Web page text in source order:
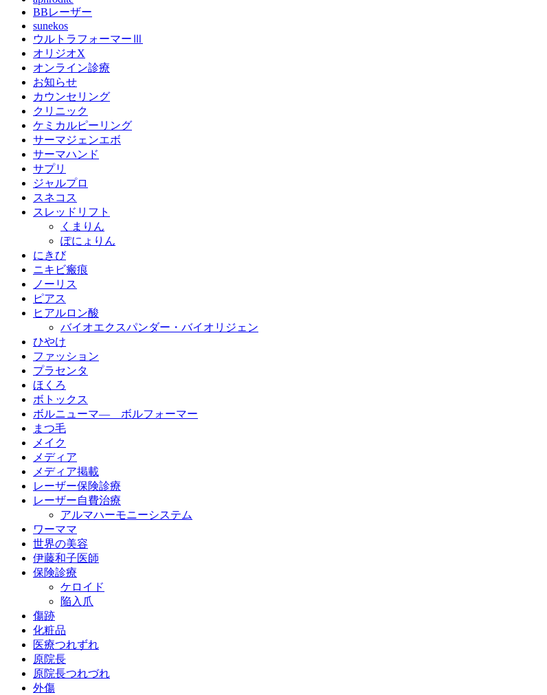
BBレーザー
sunekos
ウルトラフォーマーⅢ
オリジオX
オンライン診療
お知らせ
カウンセリング
クリニック
ケミカルピーリング
サーマジェンエボ
サーマハンド
サプリ
ジャルプロ
スネコス
スレッドリフト
くまりん
ぽにょりん
にきび
ニキビ瘢痕
ノーリス
ピアス
ヒアルロン酸
バイオエクスパンダー・バイオリジェン
ひやけ
ファッション
プラセンタ
ほくろ
ボトックス
ボルニューマ― ボルフォーマー
まつ毛
メイク
メディア
メディア掲載
レーザー保険診療
レーザー自費治療
アルマハーモニーシステム
ワーママ
世界の美容
伊藤和子医師
保険診療
ケロイド
陥入爪
傷跡
化粧品
医療つれずれ
原院長
原院長つれづれ
外傷